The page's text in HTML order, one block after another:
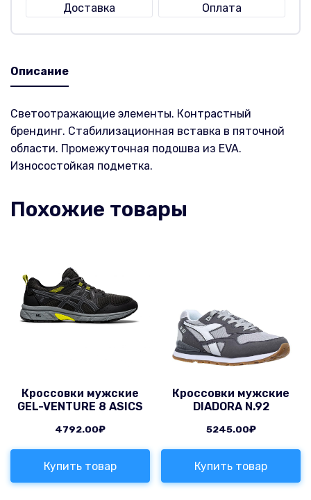
Доставка
Оплата
Описание
Светоотражающие элементы. Контрастный
брендинг. Стабилизационная вставка в пяточной
области. Промежуточная подошва из EVA.
Износостойкая подметка.
Похожие товары
Кроссовки мужские
GEL-VENTURE 8 ASICS
4792.00₽
Купить товар
Кроссовки мужские
DIADORA N.92
5245.00₽
Купить товар